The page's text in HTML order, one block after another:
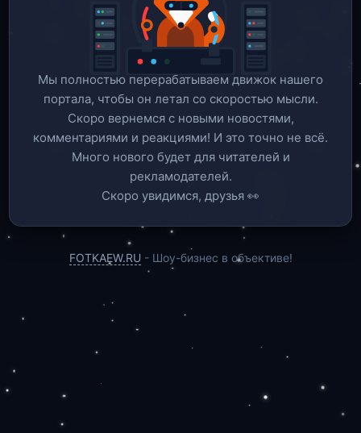
Мы полностью перерабатываем движок нашего
портала, чтобы он летал со скоростью мысли.
Скоро вернемся c новыми новостями,
комментариями и реакциями! И это точно не всё.
Много нового будет для читателей и
рекламодателей.
Скоро увидимся, друзья 👀
FOTKAEW.RU - Шоу-бизнес в объективе!